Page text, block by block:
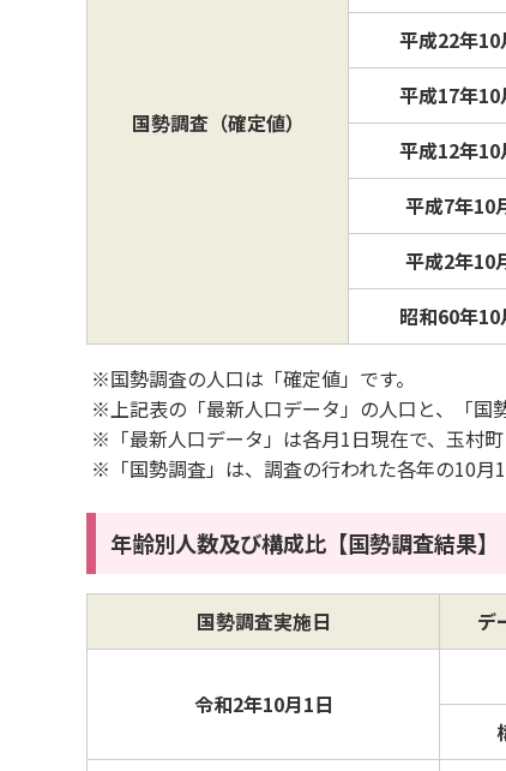
国勢調査（確定値）
平成22年10
平成17年10
平成12年10
平成7年10
平成2年10
昭和60年10
※国勢調査の人口は「確定値」です。
※上記表の「最新人口データ」の人口と、「国
※「最新人口データ」は各月1日現在で、玉村町
※「国勢調査」は、調査の行われた各年の10月
年齢別人数及び構成比【国勢調査結果】
国勢調査実施日 デ
令和2年10月1日